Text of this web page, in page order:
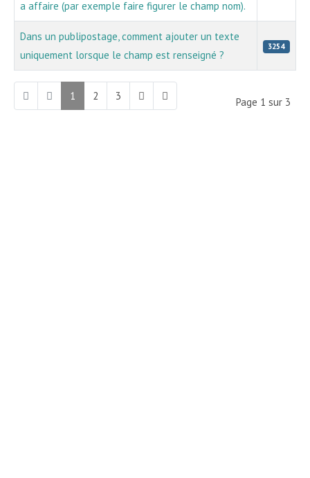
a affaire (par exemple faire figurer le champ nom).
Dans un publipostage, comment ajouter un texte
uniquement lorsque le champ est renseigné ?
3254
Page 1 sur 3
1 2 3